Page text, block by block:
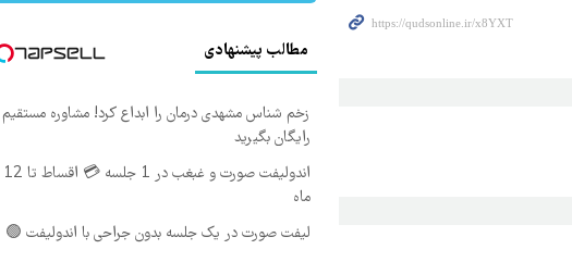
مطالب پیشنهادی
زخم شناس مشهدی درمان را ابداع کرد! مشاوره مستقیم
رایگان بگیرید
اندولیفت صورت و غبغب در 1 جلسه 💳 اقساط تا 12
ماه
لیفت صورت در یک جلسه بدون جراحی با اندولیفت 🟢